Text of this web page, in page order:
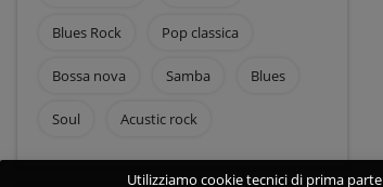
Blues Rock Pop classica
Bossa nova Samba Blues
Soul Acustic rock
Utilizziamo cookie tecnici di prima